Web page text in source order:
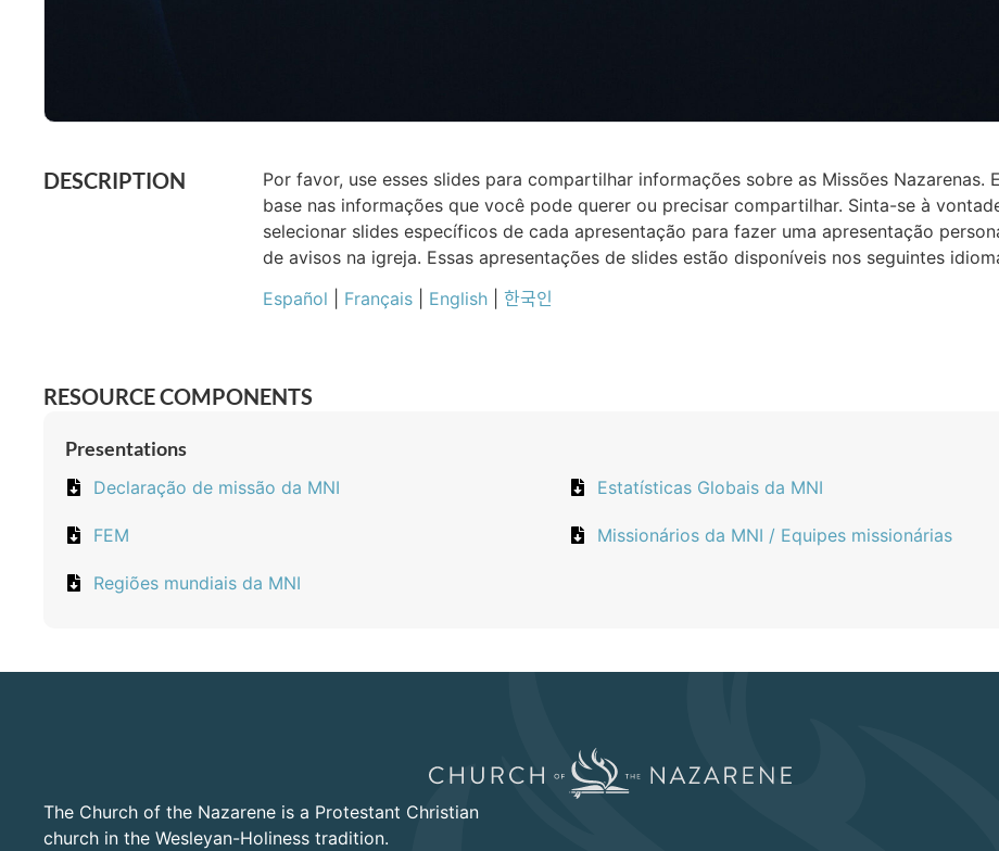
DESCRIPTION
Por favor, use esses slides para compartilhar informações sobre as Missões
base nas informações que você pode querer ou precisar compartilhar. Sinta-se à
selecionar slides específicos de cada apresentação para fazer uma apresentação
de avisos na igreja. Essas apresentações de slides estão disponíveis nos seguintes
Español
Français| English| 한국인
RESOURCE COMPONENTS
Presentations
Declaração de missão da MNI Estatísticas Globais da MNI
FEM Missionários da MNI / Equipes missionárias
Regiões mundiais da MNI
The Church of the Nazarene is a Protestant Christian
church in the Wesleyan-Holiness tradition.